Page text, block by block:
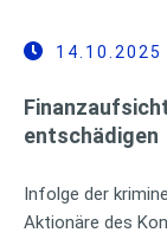
14.10.2025
entschädigen
Infolge der
Aktionäre des